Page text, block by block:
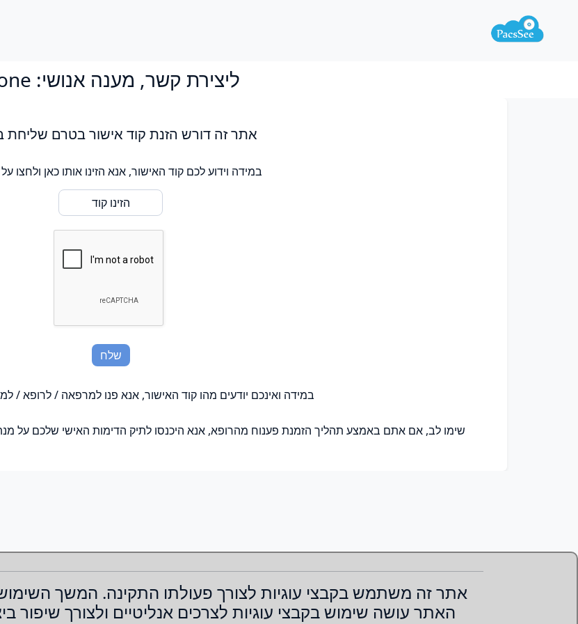
ליצירת קשר, מענה אנושי: None
אתר זה משתמש בקבצי עוגיות לצורך פעולתו התקינה. המשך
האתר עושה שימוש בקבצי עוגיות לצרכים אנליטיים ולצורך שיפור